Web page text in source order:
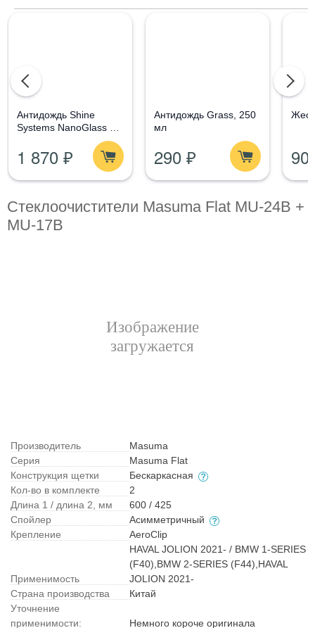
Aнтидождь Shine
Systems NanoGlass Kit
- Набор по уходу за
стеклом
1 870 ₽
Антидождь Grass, 250
мл
290 ₽ 90
Стеклоочистители Masuma Flat MU-24B +
MU-17B
Производитель
Masuma
Серия
Masuma Flat
Конструкция щетки
Бескаркасная
Кол-во в комплекте
2
Длина 1 / длина 2, мм
600 / 425
Спойлер
Асимметричный
Крепление
AeroClip
Применимость
HAVAL JOLION 2021- / BMW 1-SERIES
(F40),BMW 2-SERIES (F44),HAVAL
JOLION 2021-
Страна производства
Китай
Уточнение
применимости:
Немного короче оригинала